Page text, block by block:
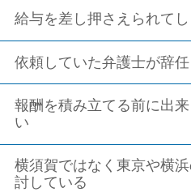
給与を差し押さえられて
依頼していた弁護士が辞
報酬を積み立てる前に出
い
横須賀ではなく東京や横
討している